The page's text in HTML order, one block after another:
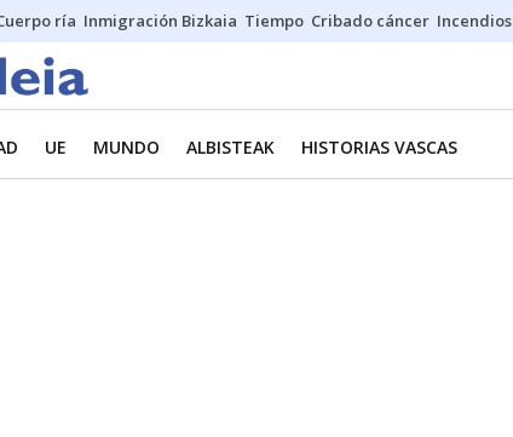
ría Inmigración Bizkaia Tiempo Cribado cáncer Incendios
UE MUNDO ALBISTEAK HISTORIAS VASCAS